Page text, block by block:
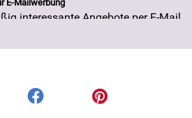
E-Mailwerbung
interessante Angebote per E-Mail
Die Einwilligung zur
Adresse für Werbezwecke kann